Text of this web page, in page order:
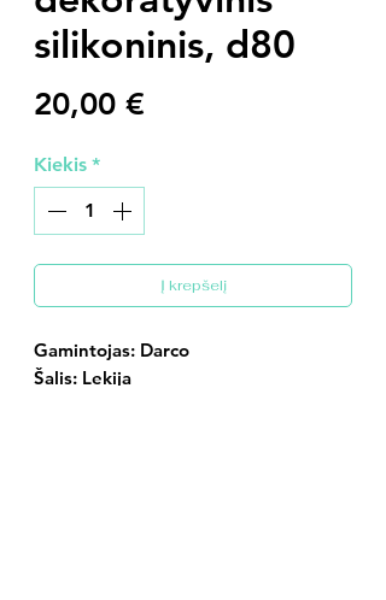
silikoninis, d80
20,00 €
Kiekis *
Į krepšelį
Gamintojas: Darco
Šalis: Lekija